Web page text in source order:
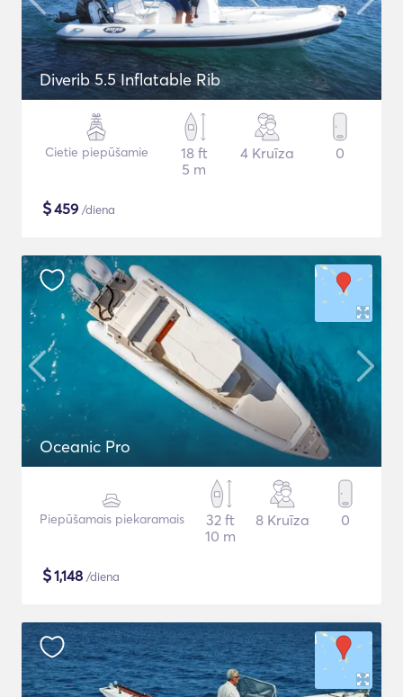
Diverib 5.5 Inflatable Rib
Cietie piepūšamie
18 ft
5 m
4 Kruīza 0
$459 /diena
Oceanic Pro
Piepūšamais piekaramais
32 ft
10 m
8 Kruīza 0
$1,148 /diena